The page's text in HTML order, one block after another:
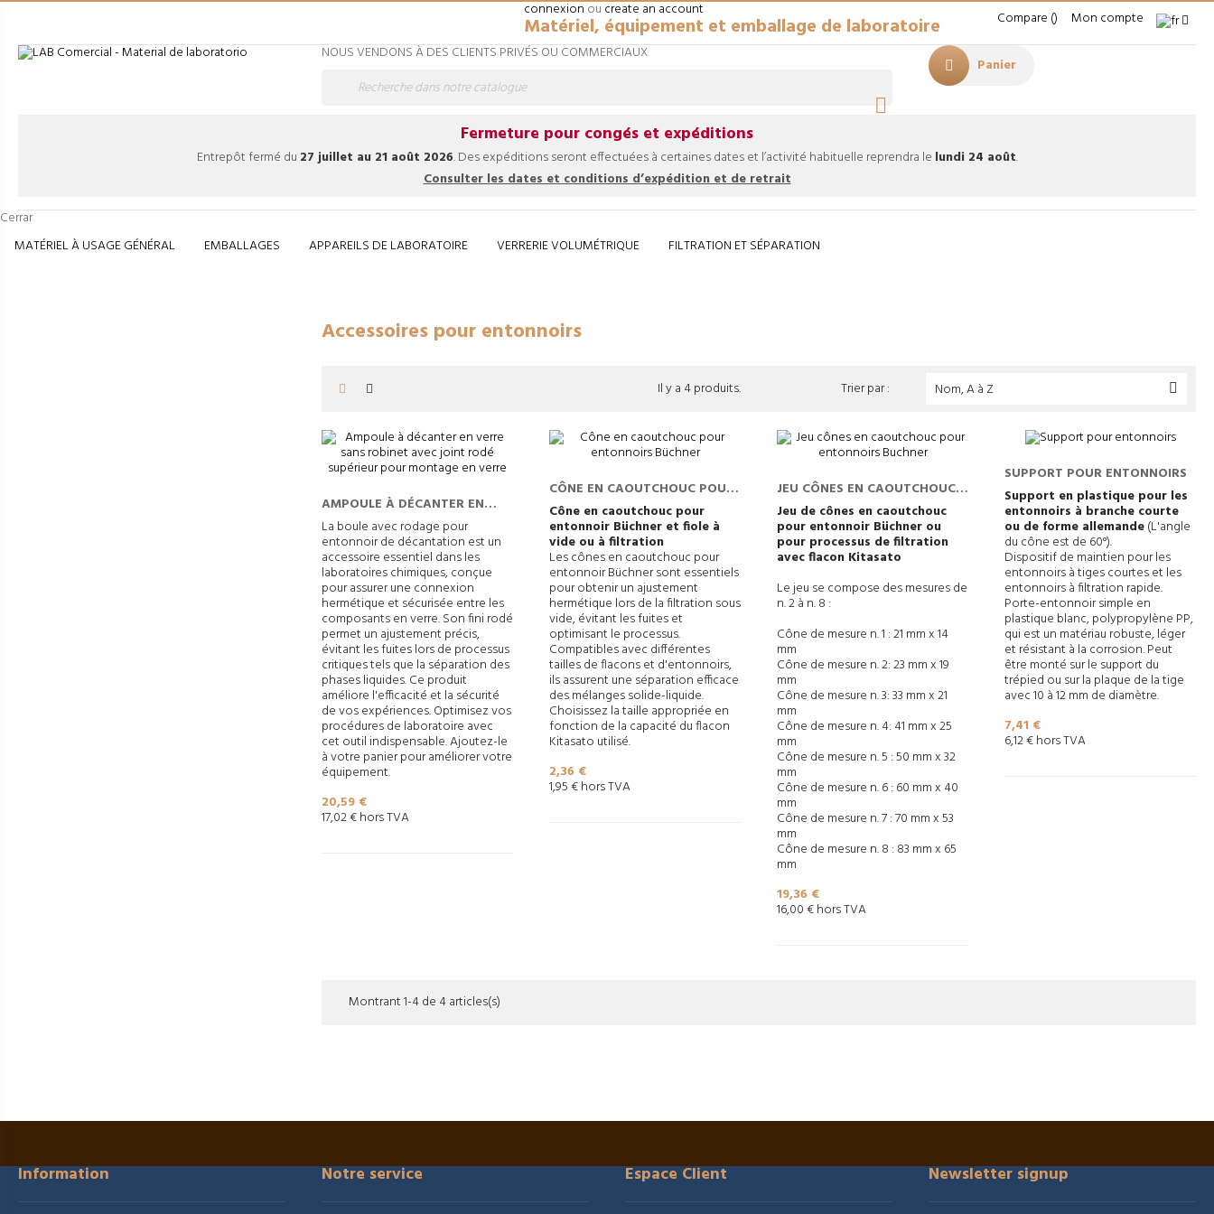
Compare Mon compte
connexion ou create an account
Matériel, équipement et emballage de laboratoire
NOUS VENDONS À DES CLIENTS PRIVÉS OU COMMERCIAUX

Panier
Fermeture pour congés et expéditions
Entrepôt fermé du 27 juillet au 21 août 2026. Des expéditions seront effectuées à certaines dates et l’activité habituelle reprendra le lundi 24 août.
Consulter les dates et conditions d’expédition et de retrait
Cerrar
MATÉRIEL À USAGE GÉNÉRAL
EMBALLAGES APPAREILS DE LABORATOIRE VERRERIE VOLUMÉTRIQUE FILTRATION ET SÉPARATION
Accessoires pour entonnoirs
Accessoires pour entonnoirs
Il y a 4 produits. Trier par : Nom, A à Z 
AMPOULE À DÉCANTER EN
VERRE SANS ROBINET AVEC
JOINT RODÉ SUPÉRIEUR POUR
MONTAGE EN VERRE
La boule avec rodage pour
entonnoir de décantation est un
accessoire essentiel dans les
laboratoires chimiques, conçue
pour assurer une connexion
hermétique et sécurisée entre les
composants en verre. Son fini rodé
permet un ajustement précis,
évitant les fuites lors de processus
critiques tels que la séparation des
phases liquides. Ce produit
améliore l'efficacité et la sécurité
de vos expériences. Optimisez vos
procédures de laboratoire avec
cet outil indispensable. Ajoutez-le
à votre panier pour améliorer votre
équipement.
Prix
20,59 €
17,02 € hors TVA
CÔNE EN CAOUTCHOUC POUR
ENTONNOIRS BÜCHNER
Cône en caoutchouc pour
entonnoir Büchner et fiole à
vide ou à filtration
Les cônes en caoutchouc pour
entonnoir Büchner sont essentiels
pour obtenir un ajustement
hermétique lors de la filtration sous
vide, évitant les fuites et
optimisant le processus.
Compatibles avec différentes
tailles de flacons et d'entonnoirs,
ils assurent une séparation efficace
des mélanges solide-liquide.
Choisissez la taille appropriée en
fonction de la capacité du flacon
Kitasato utilisé.
Prix
2,36 €
1,95 € hors TVA
JEU CÔNES EN CAOUTCHOUC
POUR ENTONNOIRS BUCHNER
Jeu de cônes en caoutchouc
pour entonnoir Büchner ou
pour processus de filtration
avec flacon Kitasato
Le jeu se compose des mesures de
n. 2 à n. 8 :
Cône de mesure n. 1 : 21 mm x 14
mm
Cône de mesure n. 2: 23 mm x 19
mm
Cône de mesure n. 3: 33 mm x 21
mm
Cône de mesure n. 4: 41 mm x 25
mm
Cône de mesure n. 5 : 50 mm x 32
mm
Cône de mesure n. 6 : 60 mm x 40
mm
Cône de mesure n. 7 : 70 mm x 53
mm
Cône de mesure n. 8 : 83 mm x 65
mm
Prix
19,36 €
16,00 € hors TVA
SUPPORT POUR ENTONNOIRS
Support en plastique pour les
entonnoirs à branche courte
ou de forme allemande(L'angle
du cône est de 60°).
Dispositif de maintien pour les
entonnoirs à tiges courtes et les
entonnoirs à filtration rapide.
Porte-entonnoir simple en
plastique blanc, polypropylène PP,
qui est un matériau robuste, léger
et résistant à la corrosion. Peut
être monté sur le support du
trépied ou sur la plaque de la tige
avec 10 à 12 mm de diamètre.
Prix
7,41 €
6,12 € hors TVA
Montrant 1-4 de 4 articles(s)
Information Notre service Espace Client Newsletter signup